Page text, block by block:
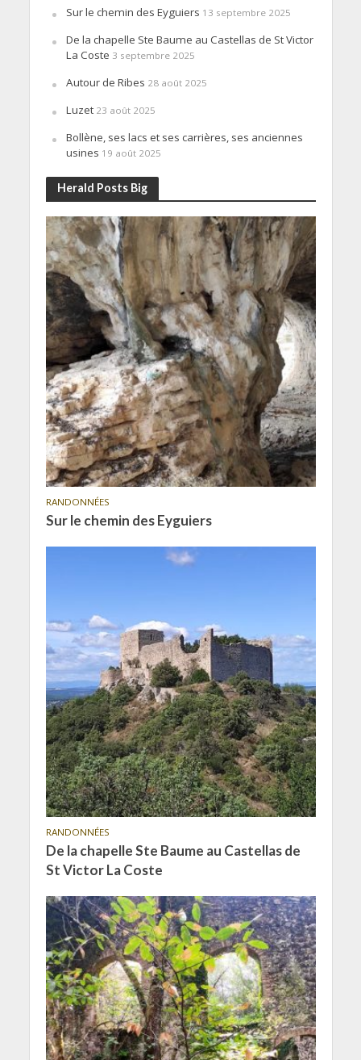
Sur le chemin des Eyguiers 13 septembre 2025
De la chapelle Ste Baume au Castellas de St Victor
La Coste 3 septembre 2025
Autour de Ribes 28 août 2025
Luzet 23 août 2025
Bollène, ses lacs et ses carrières, ses anciennes
usines 19 août 2025
Herald Posts Big
RANDONNÉES
Sur le chemin des Eyguiers
RANDONNÉES
De la chapelle Ste Baume au Castellas de
St Victor La Coste